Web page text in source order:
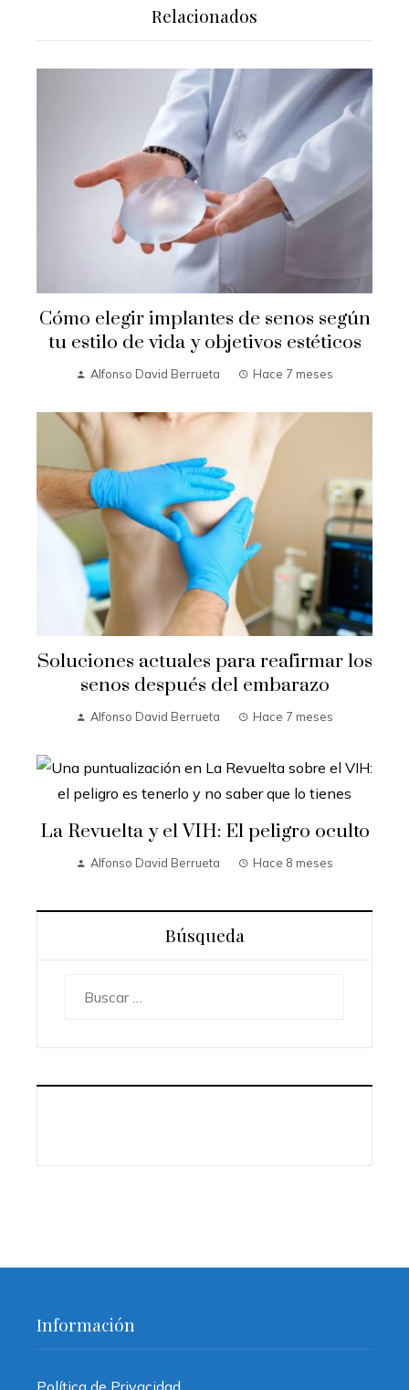
Relacionados
Cómo elegir implantes de senos según
tu estilo de vida y objetivos estéticos
Alfonso David Berrueta Hace 7 meses
Soluciones actuales para reafirmar los
senos después del embarazo
Alfonso David Berrueta Hace 7 meses
La Revuelta y el VIH: El peligro oculto
Alfonso David Berrueta Hace 8 meses
Búsqueda
Información